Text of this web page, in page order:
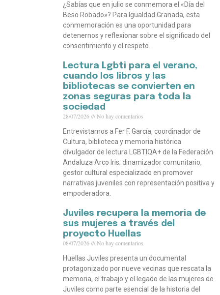
¿Sabías que en julio se conmemora el «Día del
Beso Robado»? Para Igualdad Granada, esta
conmemoración es una oportunidad para
detenernos y reflexionar sobre el significado del
consentimiento y el respeto.
Lectura Lgbti para el verano,
cuando los libros y las
bibliotecas se convierten en
zonas seguras para toda la
sociedad
28/07/2026
No hay comentarios
Entrevistamos a Fer F. García, coordinador de
Cultura, biblioteca y memoria histórica
divulgador de lectura LGBTIQA+ de la Federación
Andaluza Arco Iris; dinamizador comunitario,
gestor cultural especializado en promover
narrativas juveniles con representación positiva y
empoderadora.
Juviles recupera la memoria de
sus mujeres a través del
proyecto Huellas
08/07/2026
No hay comentarios
Huellas Juviles presenta un documental
protagonizado por nueve vecinas que rescata la
memoria, el trabajo y el legado de las mujeres de
Juviles como parte esencial de la historia del